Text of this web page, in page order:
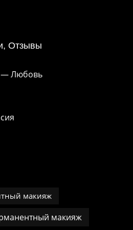
Отзывы
— Любовь
макияж
макияж